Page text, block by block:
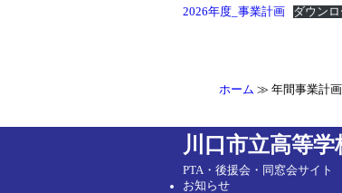
2026年度_事業計画 ダウン
ホーム 年間事業計画
川口市立高等
PTA・後援会・同窓会サイト
お知らせ